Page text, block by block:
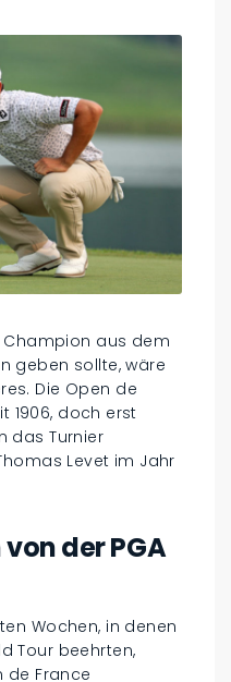
aus dem
geben sollte, wäre
Die Open de
1906, doch erst
das Turnier
Levet im Jahr
der PGA
Wochen, in denen
Tour beehrten,
de France